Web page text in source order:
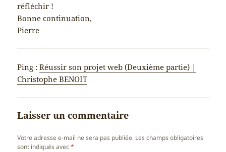
réfléchir !
Bonne continuation,
Pierre
Ping :Réussir son projet web (Deuxième partie) |
Christophe BENOIT
Laisser un commentaire
Votre adresse e-mail ne sera pas publiée. Les champs obligatoires
sont indiqués avec*